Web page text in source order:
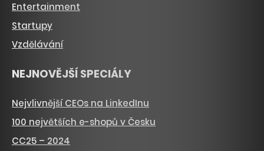
Entertainment
Startupy
Vzdělávání
NEJNOVĚJŠÍ SPECIÁLY
Nejvlivnější CEOs na LinkedInu
100 největších e-shopů v Česku
CC25 – 2024